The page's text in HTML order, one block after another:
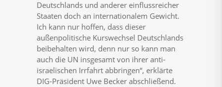
Deutschlands und anderer einflussreicher
Staaten doch an internationalem Gewicht.
Ich kann nur hoffen, dass dieser
außenpolitische Kurswechsel Deutschlands
beibehalten wird, denn nur so kann man
auch die UN insgesamt von ihrer anti-
israelischen Irrfahrt abbringen“, erklärte
DIG-Präsident Uwe Becker abschließend.